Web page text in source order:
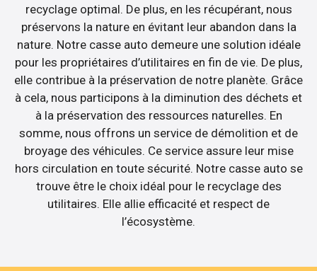
recyclage optimal. De plus, en les récupérant, nous
préservons la nature en évitant leur abandon dans la
nature. Notre casse auto demeure une solution idéale
pour les propriétaires d’utilitaires en fin de vie. De plus,
elle contribue à la préservation de notre planète. Grâce
à cela, nous participons à la diminution des déchets et
à la préservation des ressources naturelles. En
somme, nous offrons un service de démolition et de
broyage des véhicules. Ce service assure leur mise
hors circulation en toute sécurité. Notre casse auto se
trouve être le choix idéal pour le recyclage des
utilitaires. Elle allie efficacité et respect de
l’écosystème.